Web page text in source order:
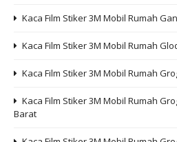
Kaca Film Stiker 3M Mobil Rumah
Kaca Film Stiker 3M Mobil Rumah
Kaca Film Stiker 3M Mobil Rumah
Kaca Film Stiker 3M Mobil Rumah
Barat